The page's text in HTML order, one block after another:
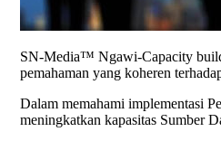
SN-Media™ Ngawi-Capacity
pemahaman yang koheren
Dalam memahami implementasi
meningkatkan kapasitas Sumber